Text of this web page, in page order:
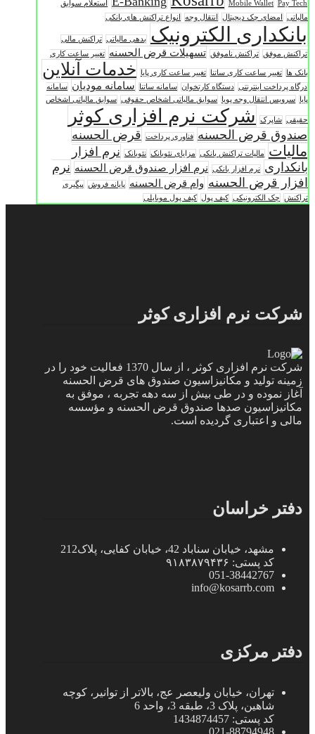
Mobile Wallet Pay Tech
استعلام سوابق
مالیاتی
امضای چک دیجیتال انتقال وجه انواع تراکنش های بانکی
بانکداری الکترونیک بدهی مالیاتی تراکنش مالی
تراکنش موفق
تراکنش ناموفق تسهیلات قرض الحسنه تغییر ساعت کاری
بانک ها تغییر ساعت کاری ساتنا تغییر ساعت کاری پایا خدمات آنلاین
درگاه پرداخت اینترنتی دستگاه کارتخوان سامانه ساتنا سامانه مودیان
سامانه
پایا
سرویس انتقال وجه پویا سوابق مالیاتی اشخاص حقوقی سوابق مالیاتی اشخاص
حقیقی شاپرک شرکت نرم افزاری کوثر
صندوق قرض الحسنه فناوری پرداخت قرض الحسنه
مالیات مالیات تراکنش بانکی مزایای نئوبانک نئوبانک
نرم افزار
بانکداری
نرم افزار بانکی نرم افزار صندوق قرض الحسنه نرم
افزار قرض الحسنه وام قرض الحسنه پایانه فروش
پیگیری
تراکنش
چک الکترونیکی کیف پول کیف پول موبایلی
شرکت نرم افزاری کوثر
شرکت نرم افزاری کوثر ، از سال 1370 فعالیت خود را در
زمینه تولید و مکانیزاسیون صندوق های قرض الحسنه
آغاز نموده و در طی بیش از سه دهه تجربه ، موفق به
مکانیزاسیون صدها صندوق قرض الحسنه و مؤسسه
مالی و اعتباری گردیده است.
دفتر خراسان
مشهد، خیابان سناباد 42، خیابان کفایی، پلاک212
کد پستی: ۹۱۸۳۸۷۹۴۳۶
051-38442767
info@kosarrb.com
دفتر مرکزی
تهران، خیابان ولیعصر عج، بالاتر از توانیر، کوچه
شاهین، پلاک 3، طبقه 3، واحد 6
کد پستی: 1434874457
021-88794948